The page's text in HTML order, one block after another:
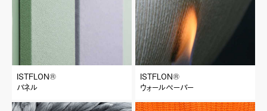
ISTFLON®︎
パネル
ISTFLON®︎
ウォールペーパー